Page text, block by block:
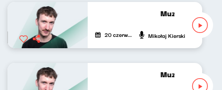
Muzyka nie
20 czerwca 2026 Mikołaj Kierski
Muzyka nie